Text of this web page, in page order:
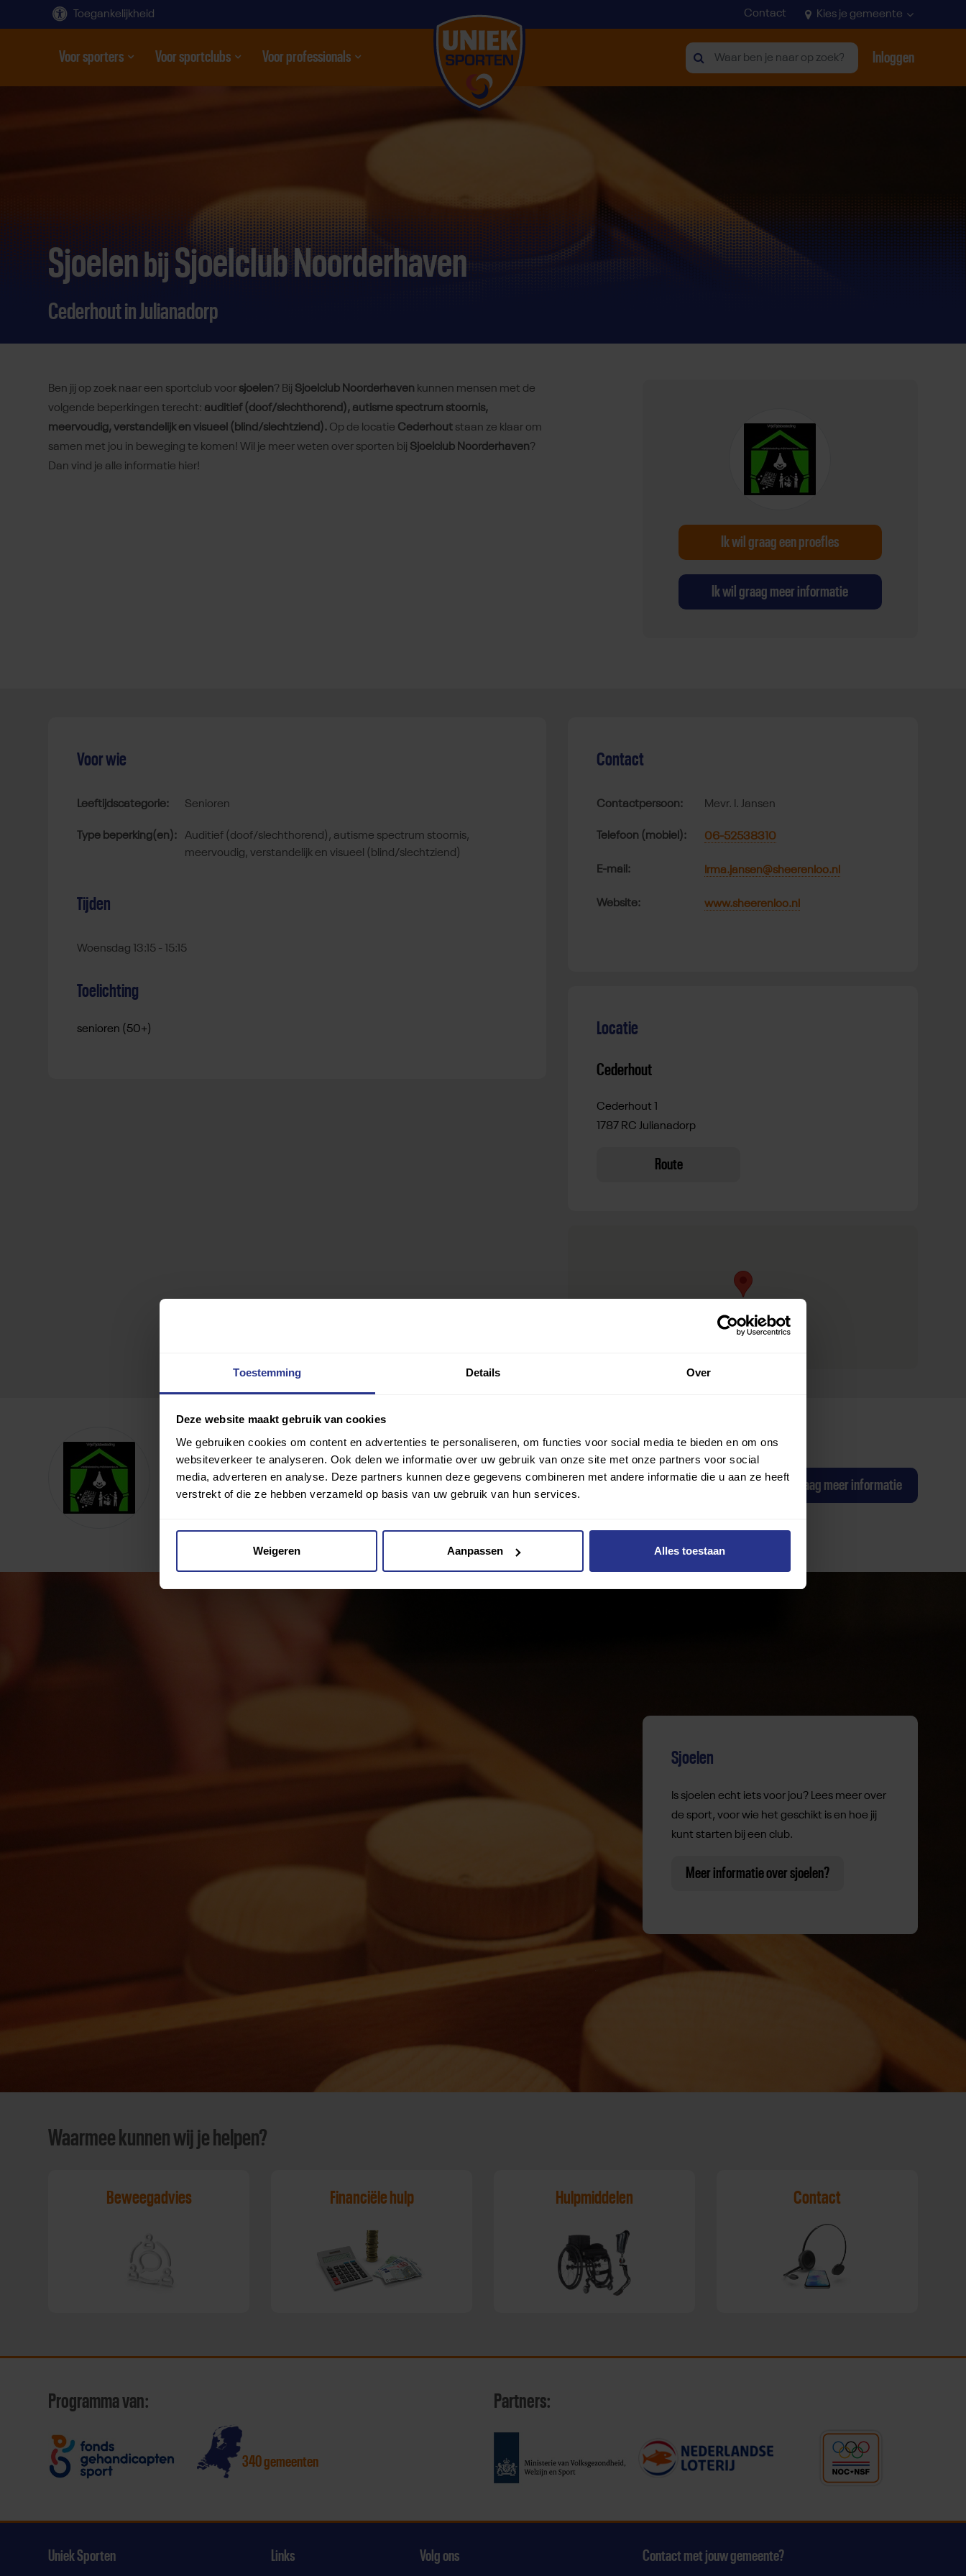
Toestemming Details Over
Deze website maakt gebruik van cookies
We gebruiken cookies om content en advertenties te personaliseren, om functies voor social media te bieden en om ons
websiteverkeer te analyseren. Ook delen we informatie over uw gebruik van onze site met onze partners voor social
media, adverteren en analyse. Deze partners kunnen deze gegevens combineren met andere informatie die u aan ze heeft
verstrekt of die ze hebben verzameld op basis van uw gebruik van hun services.
Weigeren Aanpassen Alles toestaan
Toegankelijkheid Contact Kies je gemeente
Open submenu
Voor sporters
Open submenu
Voor sportclubs
Open submenu
Voor professionals
Zoeken Inloggen
Sjoelen bijSjoelclub Noorderhaven
Cederhout in Julianadorp
Ben jij op zoek naar een sportclub voor sjoelen? Bij Sjoelclub Noorderhaven kunnen mensen met de
volgende beperkingen terecht: auditief (doof/slechthorend), autisme spectrum stoornis,
meervoudig, verstandelijk en visueel (blind/slechtziend). Op de locatie Cederhout staan ze klaar om
samen met jou in beweging te komen! Wil je meer weten over sporten bij Sjoelclub Noorderhaven?
Dan vind je alle informatie hier!
Ik wil graag een proefles
Ik wil graag meer informatie
Voor wie
Leeftijdscategorie: senioren
Type beperking(en):
auditief (doof/slechthorend), autisme spectrum stoornis,
meervoudig, verstandelijk en visueel (blind/slechtziend)
Tijden
Woensdag 13:15 - 15:15
Toelichting
senioren (50+)
Contact
Contactpersoon: Mevr. I. Jansen
Telefoon (mobiel): 06-52538310
E-mail: Irma.jansen@sheerenloo.nl
Website: www.sheerenloo.nl
Locatie
Cederhout
Cederhout 1
1787 RC Julianadorp
Route
Sjoelclub Noorderhaven
Toevoegen als favoriet Delen Ik wil graag een proefles Ik wil graag meer informatie
Sjoelen
Is sjoelen echt iets voor jou? Lees meer over
de sport, voor wie het geschikt is en hoe jij
kunt starten bij een club.
Meer informatie over sjoelen?
Waarmee kunnen wij je helpen?
Beweegadvies Financiële hulp Hulpmiddelen Contact
Programma van:
340 gemeenten
Partners:
Uniek Sporten Links Volg ons Contact met jouw gemeente?